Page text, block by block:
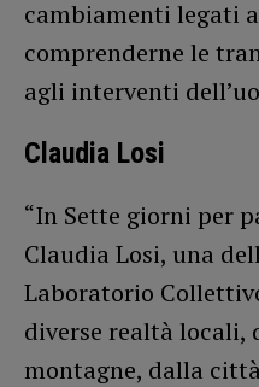
cambiamenti legati
comprenderne le
agli interventi
Claudia Losi
“In Sette giorni per
Claudia Losi, una
Laboratorio
diverse realtà locali,
montagne, dalla